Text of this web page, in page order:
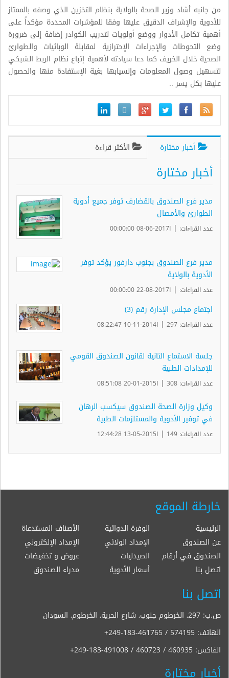
من جانبه أشاد وزير الصحة بالولاية بنظام التخزين الذي وصفه بالممتاز
للأدوية والإشراف الدقيق عليها وفقا للمؤشرات المحددة مؤكداً على
أهمية تكامل الأدوار ووضع أولويات لتدريب الكوادر إضافة إلى ضرورة
وضع التحوطات والإجراءات الإحترازية لمقابلة الوبائيات والطوارئ
الصحية خلال الخريف كما دعا سيادته لأهمية إتباع نظام الربط الشبكي
لتسهيل وصول المعلومات وإنسيابها بغية الإستفادة منها والحصول
عليها بكل يسر ..
أخبار مختارة الأكثر قراءة
أخبار مختارة
مدير فرع الصندوق بالقضارف توفر جميع أدوية
الطوارئ والأمصال
عدد القراءات: | ا2017-06-08 00:00:00
مدير فرع الصندوق بجنوب دارفور يؤكد توفر
الأدوية بالولاية
عدد القراءات: | ا2017-08-22 00:00:00
اجتماع مجلس الإدارة رقم (3)
عدد القراءات: 297 | ا2014-11-10 08:22:47
جلسة الاستماع الثانية لقانون الصندوق القومي
للإمدادات الطبية
عدد القراءات: 308 | ا2015-01-20 08:51:08
وكيل وزارة الصحة الصندوق سيكسب الرهان
في توفير الأدوية والمستلزمات الطبية
عدد القراءات: 149 | ا2015-05-13 12:44:28
خارطة الموقع
الرئيسية الوفرة الدوائية
الأصناف المستدعاة
عن الصندوق
الإمداد الولائي
الإمداد الإلكتروني
الصندوق في أرقام
الصيدليات
عروض و تخفيضات
اتصل بنا
أسعار الأدوية مدراء الصندوق
اتصل بنا
ص.ب: 297, الخرطوم جنوب, شارع الحرية, الخرطوم, السودان
الهاتف: +249-183-461765 / 574195
الفاكس: +249-183-491008 / 460723 / 460935
أخبار مختارة